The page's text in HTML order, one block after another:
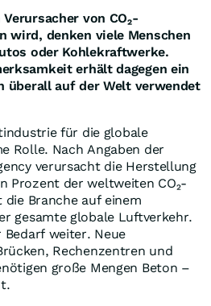
von CO₂-
wird, denken viele Menschen
oder Kohlekraftwerke.
erhält dagegen ein
überall auf der Welt verwendet
für die globale
Rolle. Nach Angaben der
verursacht die Herstellung
Prozent der weltweiten CO₂-
die Branche auf einem
gesamte globale Luftverkehr.
weiter. Neue
Rechenzentren und
große Mengen Beton –